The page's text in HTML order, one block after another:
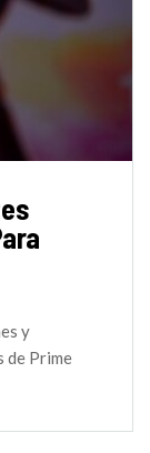
y
de Prime